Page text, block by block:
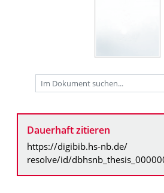
Dauerhaft zitieren
https://digibib.hs-nb.de/
resolve/id/